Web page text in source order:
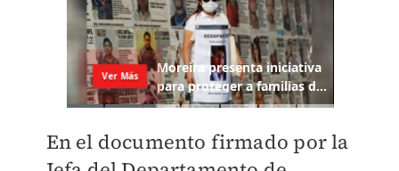
En el documento firmado por la